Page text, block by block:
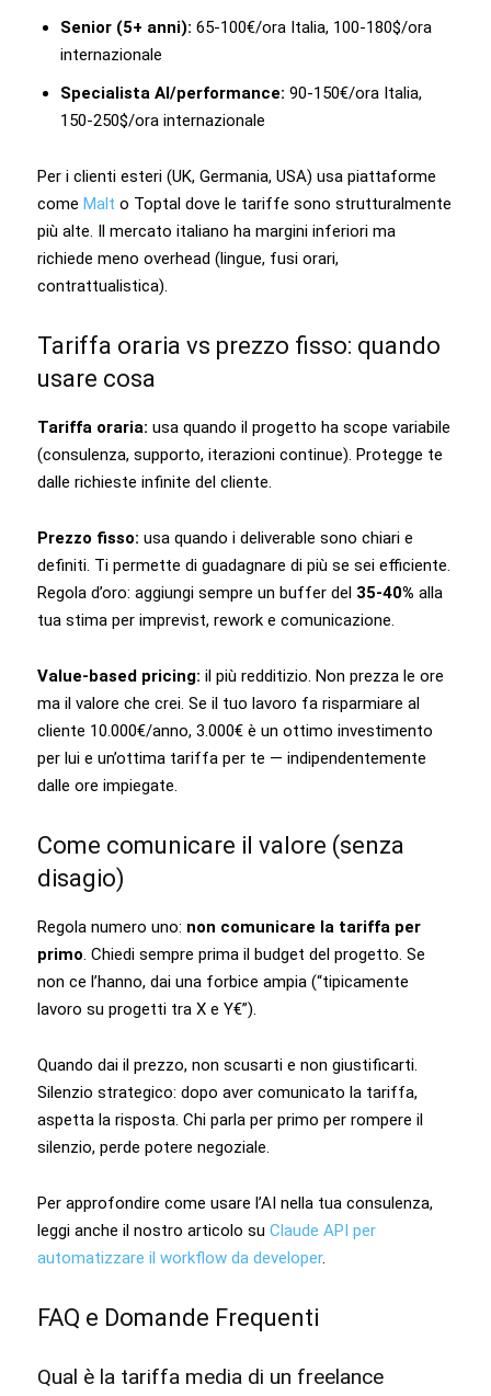
Senior (5+ anni): 65-100€/ora Italia, 100-180$/ora
internazionale
Specialista AI/performance: 90-150€/ora Italia,
150-250$/ora internazionale
Per i clienti esteri (UK, Germania, USA) usa piattaforme
come Malt o Toptal dove le tariffe sono strutturalmente
più alte. Il mercato italiano ha margini inferiori ma
richiede meno overhead (lingue, fusi orari,
contrattualistica).
Tariffa oraria vs prezzo fisso: quando
usare cosa
Tariffa oraria: usa quando il progetto ha scope variabile
(consulenza, supporto, iterazioni continue). Protegge te
dalle richieste infinite del cliente.
Prezzo fisso: usa quando i deliverable sono chiari e
definiti. Ti permette di guadagnare di più se sei efficiente.
Regola d’oro: aggiungi sempre un buffer del 35-40% alla
tua stima per imprevist, rework e comunicazione.
Value-based pricing: il più redditizio. Non prezza le ore
ma il valore che crei. Se il tuo lavoro fa risparmiare al
cliente 10.000€/anno, 3.000€ è un ottimo investimento
per lui e un’ottima tariffa per te — indipendentemente
dalle ore impiegate.
Come comunicare il valore (senza
disagio)
Regola numero uno: non comunicare la tariffa per
primo . Chiedi sempre prima il budget del progetto. Se
non ce l’hanno, dai una forbice ampia (“tipicamente
lavoro su progetti tra X e Y€”).
Quando dai il prezzo, non scusarti e non giustificarti.
Silenzio strategico: dopo aver comunicato la tariffa,
aspetta la risposta. Chi parla per primo per rompere il
silenzio, perde potere negoziale.
Per approfondire come usare l’AI nella tua consulenza,
leggi anche il nostro articolo su Claude API per
automatizzare il workflow da developer.
FAQ e Domande Frequenti
Qual è la tariffa media di un freelance